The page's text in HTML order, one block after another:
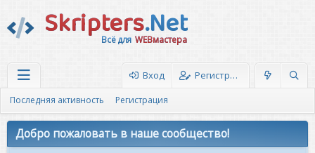
Skripters.Net
Всё для WEBмастера
Вход Регистрация
Последняя активность Регистрация
Добро пожаловать в наше сообщество!